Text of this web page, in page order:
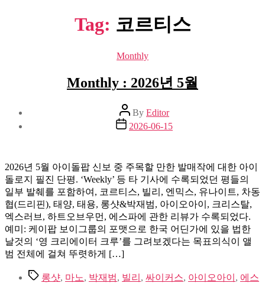
Tag: 코르티스
Categories
Monthly
Monthly : 2026년 5월
Post
author
By Editor
Post
date
2026-06-15
2026년 5월 아이돌팝 신보 중 주목할 만한 발매작에 대한 아이
돌로지 필진 단평. ‘Weekly’ 등 타 기사에 수록되었던 평들의
일부 발췌를 포함하여, 코르티스, 빌리, 엔믹스, 유나이트, 차동
협(드리핀), 태양, 태용, 롱샷&박재범, 아이오아이, 크리스탈,
엑스러브, 하트오브우먼, 에스파에 관한 리뷰가 수록되었다.
예미: 케이팝 보이그룹의 포맷으로 한국 어딘가에 있을 법한
날것의 ‘영 크리에이터 크루’를 그려보겠다는 목표의식이 앨
범 전체에 걸쳐 뚜렷하게 […]
Tags롱샷, 마노, 박재범, 빌리 , 싸이커스, 아이오아이 , 에스